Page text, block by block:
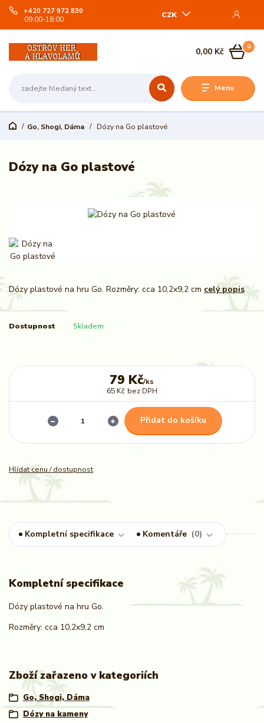
Menu
CZK
+420 727 972 830
09:00-18:00
0
0,00 Kč
Go, Shogi, Dáma Dózy na Go plastové
Dózy na Go plastové
Dózy plastové na hru Go. Rozměry: cca 10,2x9,2 cm celý popis
Dostupnost Skladem
79 Kč/ks
65 Kč bez DPH
Přidat do košíku
Hlídat cenu / dostupnost
Kompletní specifikace Komentáře 0
Kompletní specifikace
Dózy plastové na hru Go.
Rozměry: cca 10,2x9,2 cm
Zboží zařazeno v kategoriích
Go, Shogi, Dáma
Dózy na kameny